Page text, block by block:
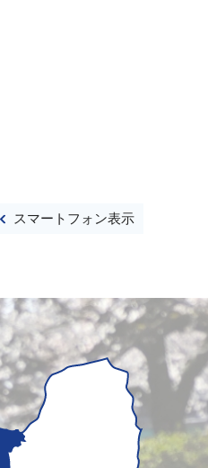
スマートフォン表示